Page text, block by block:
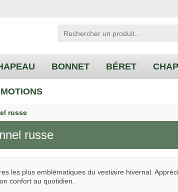
BONNET BÉRET
russe
russe
les plus emblématiques du vestiaire hivernal.
confort au quotidien.